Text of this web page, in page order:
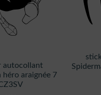
autocollant
héro araignée 7